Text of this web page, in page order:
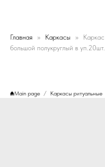
Главная Каркасы
большой полукруглый в
Main page Каркасы ритуальные